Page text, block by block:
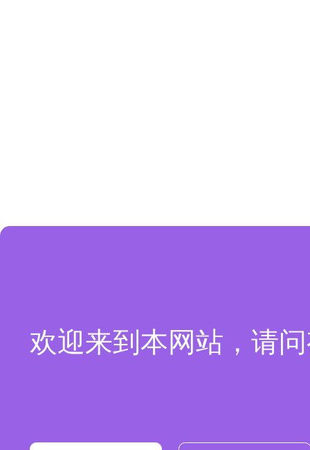
欢迎来到本网站，请